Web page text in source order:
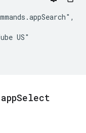
US"
appSelect